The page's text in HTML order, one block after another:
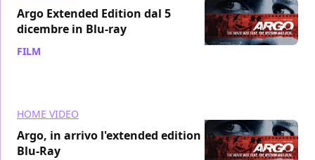
Argo Extended Edition dal 5
dicembre in Blu-ray
FILM
HOME VIDEO
Argo, in arrivo l'extended edition in
Blu-Ray